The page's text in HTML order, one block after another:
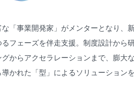
な「事業開発家」がメンターとなり、
るフェーズを伴走支援。制度設計から
グからアクセラレーションまで、膨大
導かれた「型」によるソリューション